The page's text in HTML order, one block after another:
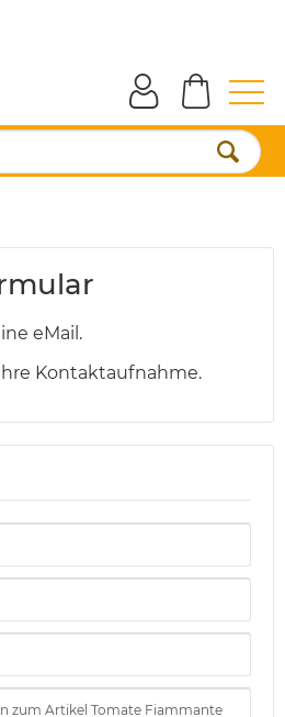
eMail.
Kontaktaufnahme.